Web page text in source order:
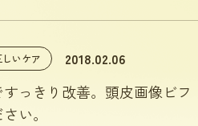
いケア 2018.02.06
っきり改善。頭皮画像ビフ
い。